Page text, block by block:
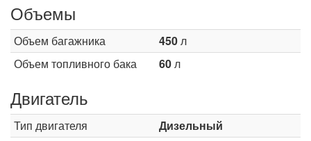
Объемы
Объем багажника 450л
Объем топливного бака
60л
Двигатель
Тип двигателя
Дизельный